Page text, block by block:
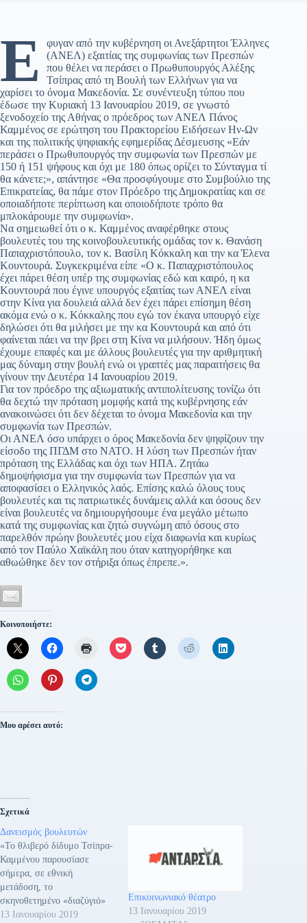
Έ
φυγαν από την κυβέρνηση οι Ανεξάρτητοι Έλληνες
(ΑΝΕΛ) εξαιτίας της συμφωνίας των Πρεσπών
που θέλει να περάσει ο Πρωθυπουργός Αλέξης
Τσίπρας από τη Βουλή των Ελλήνων για να
χαρίσει το όνομα Μακεδονία. Σε συνέντευξη τύπου που
έδωσε την Κυριακή 13 Ιανουαρίου 2019, σε γνωστό
ξενοδοχείο της Αθήνας ο πρόεδρος των ΑΝΕΛ Πάνος
Καμμένος σε ερώτηση του Πρακτορείου Ειδήσεων Ην-Ων
και της πολιτικής ψηφιακής εφημερίδας Δέσμευσης «Εάν
περάσει ο Πρωθυπουργός την συμφωνία των Πρεσπών με
150 ή 151 ψήφους και όχι με 180 όπως ορίζει το Σύνταγμα τί
θα κάνετε;», απάντησε «Θα προσφύγουμε στο Συμβούλιο της
Επικρατείας, θα πάμε στον Πρόεδρο της Δημοκρατίας και σε
οποιαδήποτε περίπτωση και οποιοδήποτε τρόπο θα
μπλοκάρουμε την συμφωνία».
Να σημειωθεί ότι ο κ. Καμμένος αναφέρθηκε στους
βουλευτές του της κοινοβουλευτικής ομάδας τον κ. Θανάση
Παπαχριστόπουλο, τον κ. Βασίλη Κόκκαλη και την κα Έλενα
Κουντουρά. Συγκεκριμένα είπε «Ο κ. Παπαχριστόπουλος
έχει πάρει θέση υπέρ της συμφωνίας εδώ και καιρό, η κα
Κουντουρά που έγινε υπουργός εξαιτίας των ΑΝΕΛ είναι
στην Κίνα για δουλειά αλλά δεν έχει πάρει επίσημη θέση
ακόμα ενώ ο κ. Κόκκαλης που εγώ τον έκανα υπουργό είχε
δηλώσει ότι θα μιλήσει με την κα Κουντουρά και από ότι
φαίνεται πάει να την βρει στη Κίνα να μιλήσουν. Ήδη όμως
έχουμε επαφές και με άλλους βουλευτές για την αριθμητική
μας δύναμη στην βουλή ενώ οι γραπτές μας παραιτήσεις θα
γίνουν την Δευτέρα 14 Ιανουαρίου 2019.
Για τον πρόεδρο της αξιωματικής αντιπολίτευσης τονίζω ότι
θα δεχτώ την πρόταση μομφής κατά της κυβέρνησης εάν
ανακοινώσει ότι δεν δέχεται το όνομα Μακεδονία και την
συμφωνία των Πρεσπών.
Οι ΑΝΕΛ όσο υπάρχει ο όρος Μακεδονία δεν ψηφίζουν την
είσοδο της ΠΓΔΜ στο ΝΑΤΟ. Η λύση των Πρεσπών ήταν
πρόταση της Ελλάδας και όχι των ΗΠΑ. Ζητάω
δημοψήφισμα για την συμφωνία των Πρεσπών για να
αποφασίσει ο Ελληνικός λαός. Επίσης καλώ όλους τους
βουλευτές και τις πατριωτικές δυνάμεις αλλά και όσους δεν
είναι βουλευτές να δημιουργήσουμε ένα μεγάλο μέτωπο
κατά της συμφωνίας και ζητώ συγνώμη από όσους στο
παρελθόν πρώην βουλευτές μου είχα διαφωνία και κυρίως
από τον Παύλο Χαϊκάλη που όταν κατηγορήθηκε και
αθωώθηκε δεν τον στήριξα όπως έπρεπε.».
Κοινοποιήστε:
Μου αρέσει αυτό:
Σχετικά
Δανεισμός βουλευτών
«Το θλιβερό δίδυμο Τσίπρα-
Καμμένου παρουσίασε
σήμερα, σε εθνική
μετάδοση, το
σκηνοθετημένο «διαζύγιό»
του: Μία παράσταση που
13 Ιανουαρίου 2019
Επικοινωνιακό θέατρο
13 Ιανουαρίου 2019